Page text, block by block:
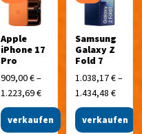
Apple
iPhone 17
Pro
909,00€–
1.223,69€
verkaufen
Samsung
Galaxy Z
Fold 7
1.038,17€–
1.434,48€
verkaufen